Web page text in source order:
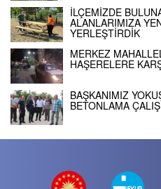
İLÇEMİZDE
ALANLARIMIZA
YERLEŞTİRDİK
MERKEZ
HAŞERELERE
BAŞKANIMIZ
BETONLAMA